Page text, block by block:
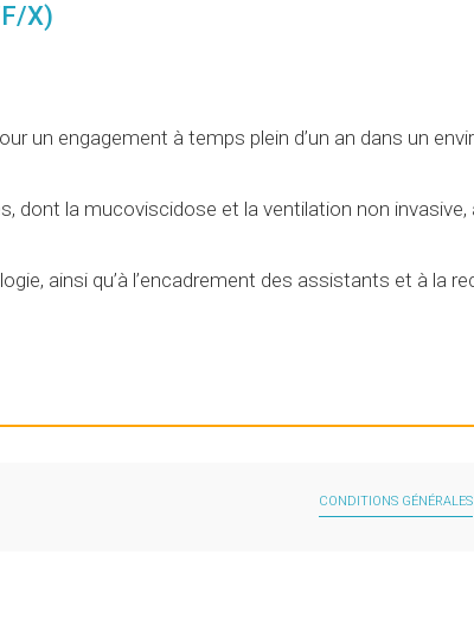
X)
un engagement à temps plein d’un an dans un
la mucoviscidose et la ventilation non invasive,
ainsi qu’à l’encadrement des assistants et à la
CONDITIONS GÉNÉRALES